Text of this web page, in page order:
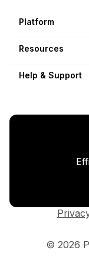
Platform
Resources
Help & Support
© 2026